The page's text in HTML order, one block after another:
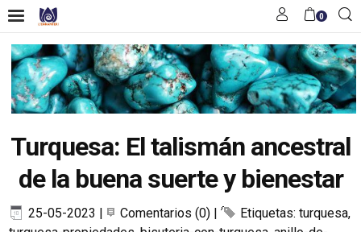
0
Turquesa: El talismán ancestral
de la buena suerte y bienestar
25-05-2023 | Comentarios (0) | Etiquetas: turquesa,